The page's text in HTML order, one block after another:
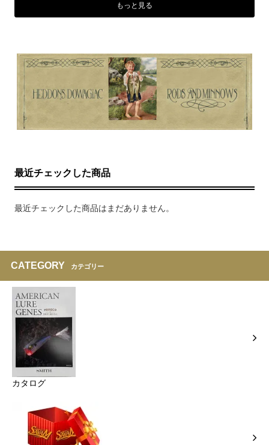
もっと見る
最近チェックした商品
最近チェックした商品はまだありません。
CATEGORY カテゴリー
カタログ